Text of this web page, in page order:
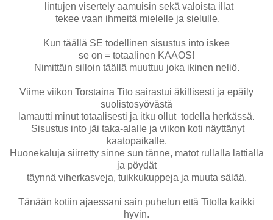
lintujen visertely aamuisin sekä valoista illat
tekee vaan ihmeitä mielelle ja sielulle.
Kun täällä SE todellinen sisustus into iskee
se on = totaalinen KAAOS!
Nimittäin silloin täällä muuttuu joka ikinen neliö.
Viime viikon Torstaina Tito sairastui äkillisesti ja epäily
suolistosyövästä
lamautti minut totaalisesti ja itku ollut todella herkässä.
Sisustus into jäi taka-alalle ja viikon koti näyttänyt
kaatopaikalle.
Huonekaluja siirretty sinne sun tänne, matot rullalla lattialla
ja pöydät
täynnä viherkasveja, tuikkukuppeja ja muuta sälää.
Tänään kotiin ajaessani sain puhelun että Titolla kaikki
hyvin.